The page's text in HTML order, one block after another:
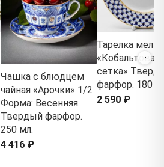
Чашка с блюдцем
чайная «Арочки» 1/2
Форма: Весенняя.
Твердый фарфор.
250 мл.
4 416 ₽
Тарелка
«Кобальтовая
сетка»
фарфор. 180
2 590 ₽